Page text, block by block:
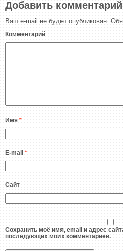
Добавить комментарий
Ваш e-mail не будет опубликован.
Комментарий
Имя *
E-mail *
Сайт
Сохранить моё имя, email и адрес
последующих моих комментариев.